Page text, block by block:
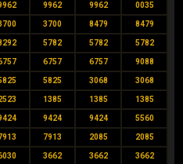
9962 9962 0035
3700 8479 8479
5782 5782 5782
6757 6757 9088
5825 3068 3068
1385 1385 1385
9424 9424 5560
7913 2085 2085
3662 3662 3662